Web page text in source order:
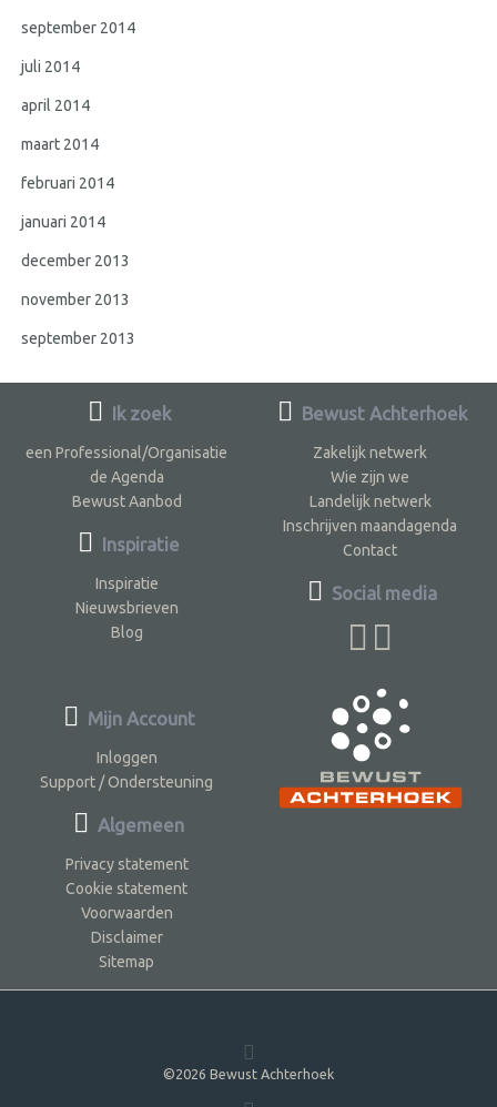
september 2014
juli 2014
april 2014
maart 2014
februari 2014
januari 2014
december 2013
november 2013
september 2013
Ik zoek
een Professional/Organisatie
de Agenda
Bewust Aanbod
Inspiratie
Inspiratie
Nieuwsbrieven
Blog
Bewust Achterhoek
Zakelijk netwerk
Wie zijn we
Landelijk netwerk
Inschrijven maandagenda
Contact
Social media
Mijn Account
Inloggen
Support / Ondersteuning
Algemeen
Privacy statement
Cookie statement
Voorwaarden
Disclaimer
Sitemap
©2026 Bewust Achterhoek